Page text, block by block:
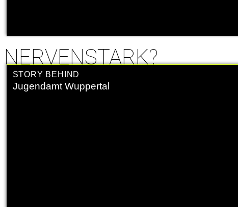
NERVENSTARK?
STORY BEHIND
Jugendamt Wuppertal